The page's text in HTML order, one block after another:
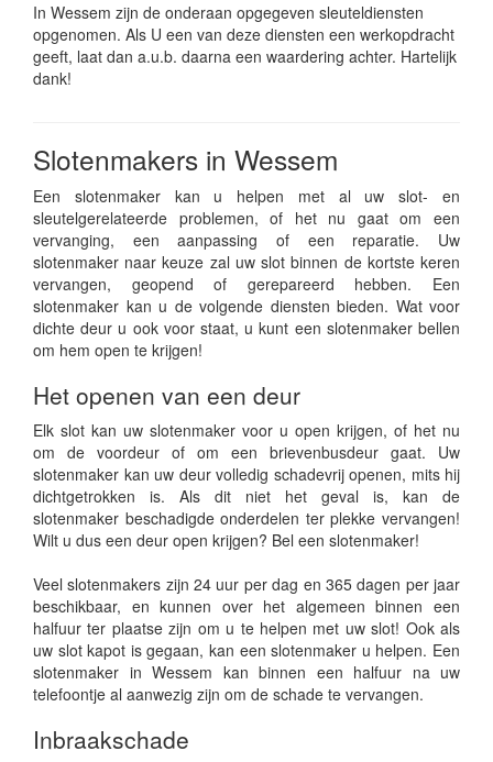
In Wessem zijn de onderaan opgegeven sleuteldiensten
opgenomen. Als U een van deze diensten een werkopdracht
geeft, laat dan a.u.b. daarna een waardering achter. Hartelijk
dank!
Slotenmakers in Wessem
Een slotenmaker kan u helpen met al uw slot- en
sleutelgerelateerde problemen, of het nu gaat om een
vervanging, een aanpassing of een reparatie. Uw
slotenmaker naar keuze zal uw slot binnen de kortste keren
vervangen, geopend of gerepareerd hebben. Een
slotenmaker kan u de volgende diensten bieden. Wat voor
dichte deur u ook voor staat, u kunt een slotenmaker bellen
om hem open te krijgen!
Het openen van een deur
Elk slot kan uw slotenmaker voor u open krijgen, of het nu
om de voordeur of om een brievenbusdeur gaat. Uw
slotenmaker kan uw deur volledig schadevrij openen, mits hij
dichtgetrokken is. Als dit niet het geval is, kan de
slotenmaker beschadigde onderdelen ter plekke vervangen!
Wilt u dus een deur open krijgen? Bel een slotenmaker!
Veel slotenmakers zijn 24 uur per dag en 365 dagen per jaar
beschikbaar, en kunnen over het algemeen binnen een
halfuur ter plaatse zijn om u te helpen met uw slot! Ook als
uw slot kapot is gegaan, kan een slotenmaker u helpen. Een
slotenmaker in Wessem kan binnen een halfuur na uw
telefoontje al aanwezig zijn om de schade te vervangen.
Inbraakschade